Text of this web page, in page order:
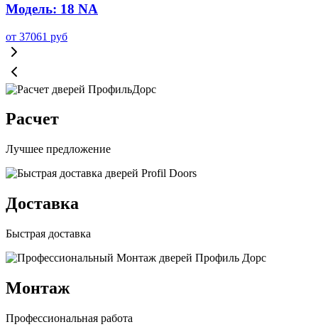
Модель: 18 NA
от 37061 руб
Расчет
Лучшее предложение
Доставка
Быстрая доставка
Монтаж
Профессиональная работа